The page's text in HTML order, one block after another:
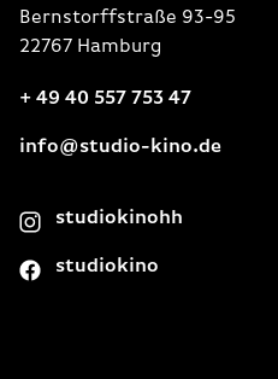
Bernstorffstraße 93-95
22767 Hamburg
+ 49 40 557 753 47
info@studio-kino.de
studiokinohh
studiokino